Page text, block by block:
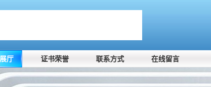
厅 证书荣誉 联系方式 在线留言